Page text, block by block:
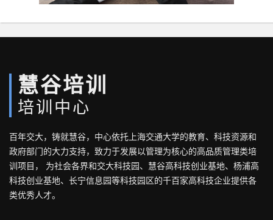
慧谷培训
培训中心
百年交大，铸就慧谷，中心依托上海交通大学的教育、科技资源和
政府部门的大力支持，致力于发展以管理为核心的高品质管理类培
训项目， 为社会各界和交大科技园、慧谷高科技创业基地、杨浦高
科技创业基地、长宁信息园等科技园区的千百家高科技企业提供各
类优秀人才。